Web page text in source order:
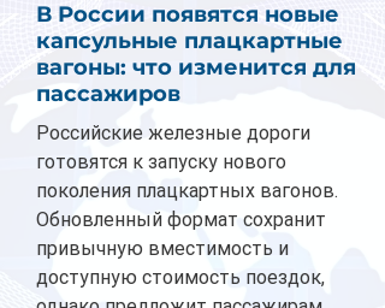
В России появятся новые
капсульные плацкартные
вагоны: что изменится для
пассажиров
Российские железные дороги
готовятся к запуску нового
поколения плацкартных вагонов.
Обновленный формат сохранит
привычную вместимость и
доступную стоимость поездок,